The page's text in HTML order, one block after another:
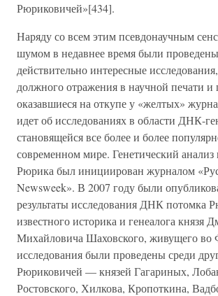
Рюриковичей»[434].
Наряду со всем этим псевдонаучным
шумом в недавнее время были
действительно интересные
должного отражения в научной печати и
оказавшиеся на откупе у «желтых»
идет об исследованиях в области ДНК-
становящейся все более и более
современном мире. Генетический анализ
Рюрика был инициирован журналом
Newsweek». В 2007 году были
результаты исследования ДНК потомка
известного историка и генеалога князя
Михайловича Шаховского, живущего во
исследования были проведены среди
Рюриковичей — князей Гагариных,
Ростовского, Хилкова, Кропоткина,